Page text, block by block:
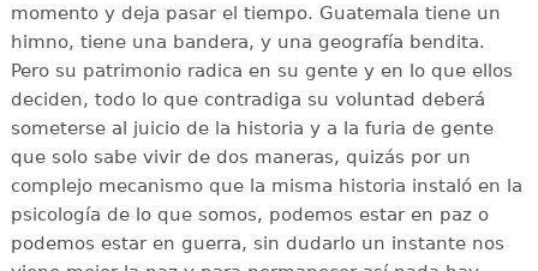
momento y deja pasar el tiempo. Guatemala tiene un
himno, tiene una bandera, y una geografía bendita.
Pero su patrimonio radica en su gente y en lo que ellos
deciden, todo lo que contradiga su voluntad deberá
someterse al juicio de la historia y a la furia de gente
que solo sabe vivir de dos maneras, quizás por un
complejo mecanismo que la misma historia instaló en la
psicología de lo que somos, podemos estar en paz o
podemos estar en guerra, sin dudarlo un instante nos